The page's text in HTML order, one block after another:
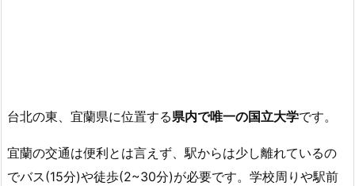
台北の東、 宜蘭県に位置する県内で唯一の国立大学です。
宜蘭の交通は便利とは言えず、駅からは少し離れているの
でバス(15分)や徒歩(2~30分)が必要です。学校周りや駅前